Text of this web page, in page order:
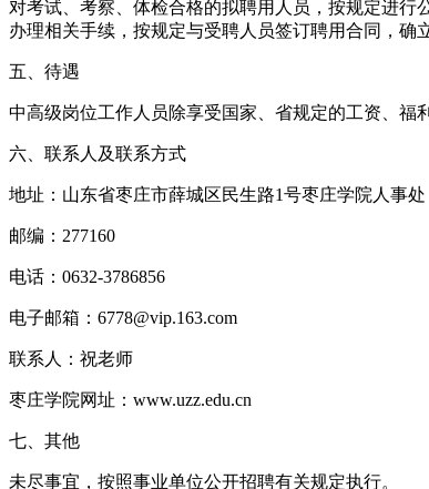
对考试、考察、体检合格的拟聘用人员，按规定进行
办理相关手续，按规定与受聘人员签订聘用合同，确
五、待遇
中高级岗位工作人员除享受国家、省规定的工资、福
六、联系人及联系方式
地址：山东省枣庄市薛城区民生路1号枣庄学院人事处
邮编：277160
电话：0632-3786856
电子邮箱：6778@vip.163.com
联系人：祝老师
枣庄学院网址：www.uzz.edu.cn
七、其他
未尽事宜，按照事业单位公开招聘有关规定执行。